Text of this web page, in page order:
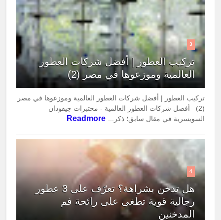
3
تركيب العطور | أفضل شركات العطور
العالمية وموزعوها في مصر (2)
تركيب العطور | أفضل شركات العطور العالمية وموزعوها في مصر
(2) أفضل شركات العطور العالمية - مختبرات جيفودان
السويسرية في مقال سابق؛ ذكر...
Readmore
4
هل تدخن بشراهة؟ تعرّف على 3 عطور
رجالية قوية تطغى على رائحة فم
المدخنين